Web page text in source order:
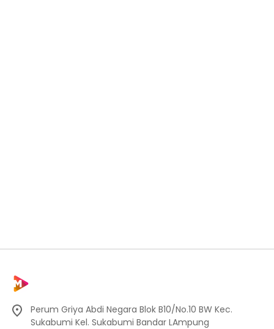
Perum Griya Abdi Negara Blok B10/No.10 BW Kec.
Sukabumi Kel. Sukabumi Bandar LAmpung